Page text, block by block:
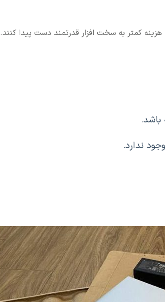
کمتر به سخت افزار قدرتمند دست پیدا کنند.
ندارد.